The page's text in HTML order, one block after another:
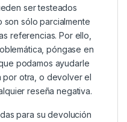
ser testeados
son sólo parcialmente
referencias. Por ello,
póngase en
podamos ayudarle
por otra, o devolver el
reseña negativa.
para su devolución